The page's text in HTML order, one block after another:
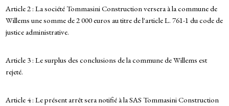
Article 2 : La société Tommasini Construction versera à la commune de
Willems une somme de 2 000 euros au titre de l'article L. 761-1 du code de
justice administrative.
Article 3 : Le surplus des conclusions de la commune de Willems est
rejeté.
Article 4 : Le présent arrêt sera notifié à la SAS Tommasini Construction